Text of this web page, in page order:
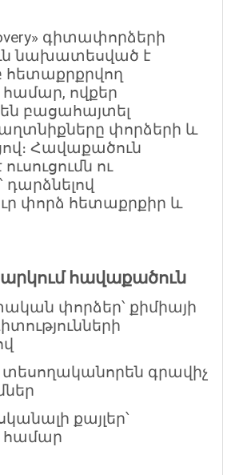
գիտափորձերի
նախատեսված է
հետաքրքրվող
ովքեր
բացահայտել
փորձերի և
Հավաքածուն
ու
դարձնելով
փորձ հետաքրքիր և
հավաքածուն
փորձեր՝ քիմիայի
տեսողականորեն գրավիչ
քայլեր՝
համար